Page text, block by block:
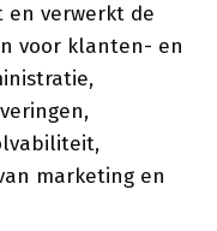
verwerkt de
voor klanten- en
marketing en